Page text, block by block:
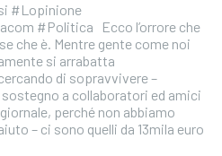
#Lopinione
#Politica Ecco l’orrore che
che è. Mentre gente come noi
si arrabatta
di sopravvivere –
a collaboratori ed amici
perché non abbiamo
– ci sono quelli da 13mila euro